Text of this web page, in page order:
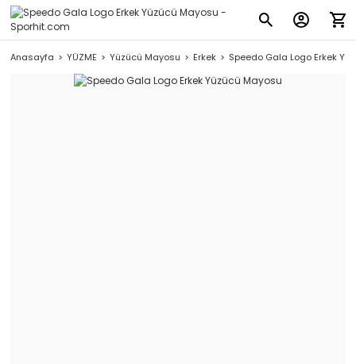
Anasayfa YÜZME Yüzücü Mayosu Erkek Speedo Gala Logo Erkek